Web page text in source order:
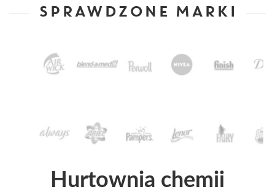
SPRAWDZONE MARKI
Hurtownia chemii